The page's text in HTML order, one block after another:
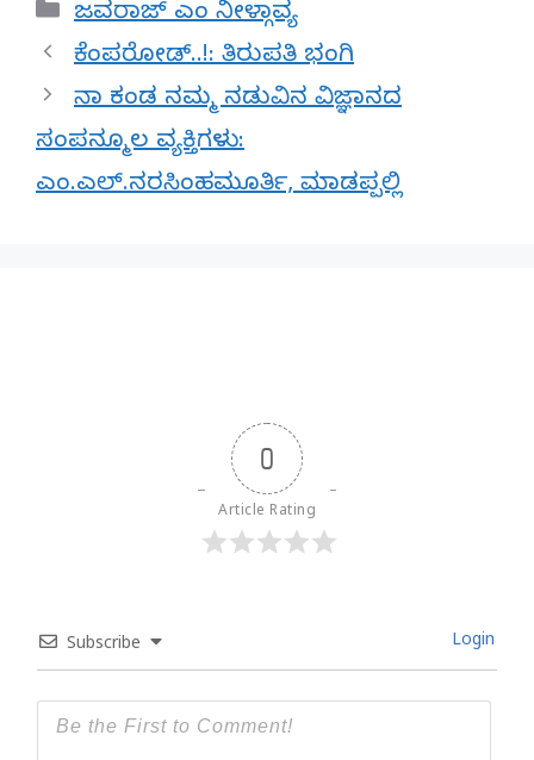
Categories
ಜವರಾಜ್‌ ಎಂ ನೀಳ್ಗಾವ್ಯ
ಕೆಂಪರೋಡ್..!: ತಿರುಪತಿ ಭಂಗಿ
ನಾ ಕಂಡ ನಮ್ಮ ನಡುವಿನ ವಿಜ್ಞಾನದ
ಸಂಪನ್ಮೂಲ ವ್ಯಕ್ತಿಗಳು:
ಎಂ.ಎಲ್.ನರಸಿಂಹಮೂರ್ತಿ, ಮಾಡಪ್ಪಲ್ಲಿ
0
Article Rating
Subscribe Login